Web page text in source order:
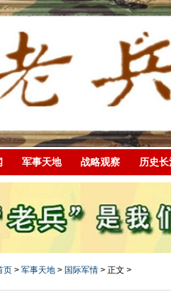
军事天地 战略观察 历史长
页 > 军事天地 > 国际军情 > 正文 >